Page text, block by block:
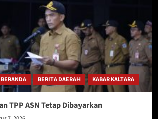
BERANDA BERITA DAERAH KABAR KALTARA
TPP ASN Tetap Dibayarkan